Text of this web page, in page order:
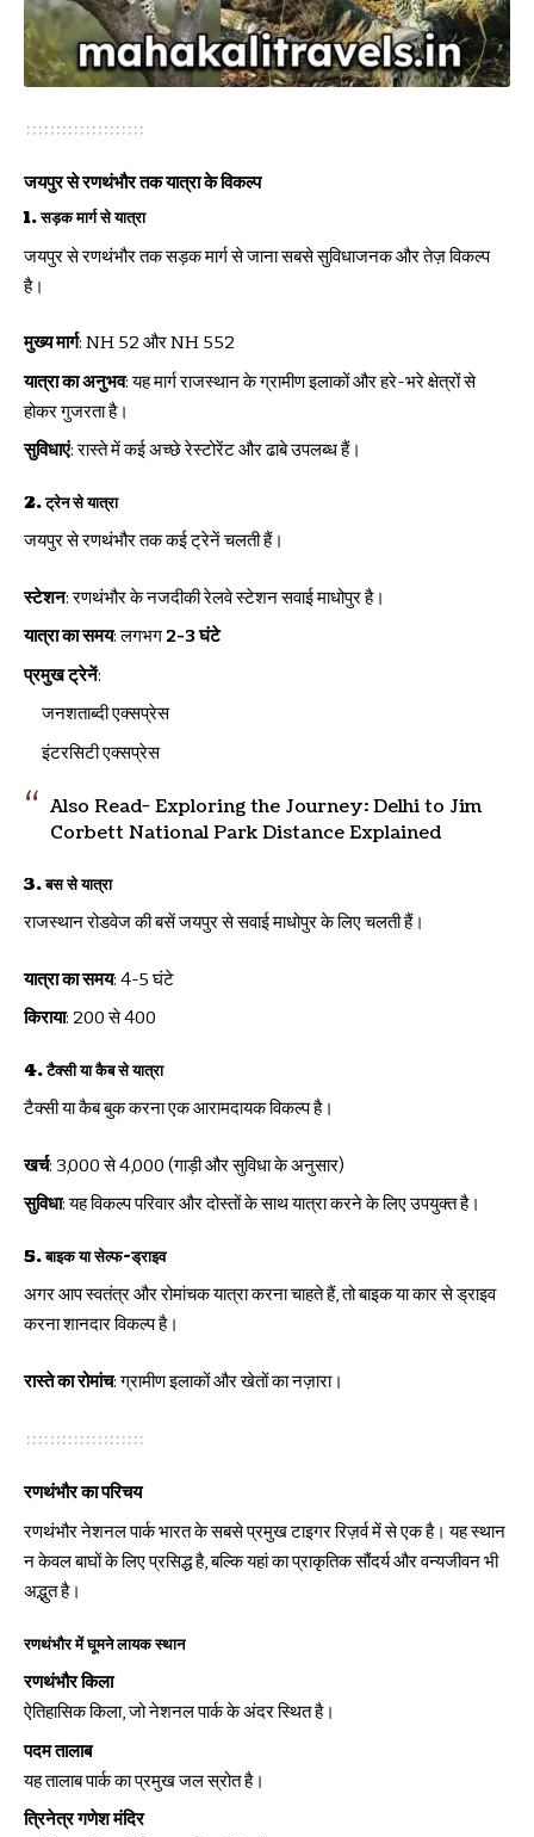
जयपुर से रणथंभौर तक यात्रा के विकल्प
1. सड़क मार्ग से यात्रा
जयपुर से रणथंभौरतक सड़क मार्ग से जाना सबसे सुविधाजनक और तेज़ विकल्प
है।
मुख्य मार्ग: NH 52 और NH 552
यात्रा का अनुभव: यह मार्ग राजस्थान के ग्रामीण इलाकों और हरे-भरे क्षेत्रों से
होकर गुजरता है।
सुविधाएं: रास्ते में कई अच्छे रेस्टोरेंट और ढाबे उपलब्ध हैं।
2. ट्रेन से यात्रा
जयपुर से रणथंभौर तक कई ट्रेनें चलती हैं।
स्टेशन: रणथंभौर के नजदीकी रेलवे स्टेशन सवाई माधोपुर है।
यात्रा का समय: लगभग 2-3 घंटे
प्रमुख ट्रेनें:
जनशताब्दी एक्सप्रेस
इंटरसिटी एक्सप्रेस
Also Read-Exploring the Journey: Delhi to Jim
Corbett National Park Distance Explained
3. बस से यात्रा
राजस्थान रोडवेज की बसें जयपुर से सवाई माधोपुर के लिए चलती हैं।
यात्रा का समय: 4-5 घंटे
किराया: ₹200 से ₹400
4. टैक्सी या कैब से यात्रा
टैक्सी या कैब बुक करना एक आरामदायक विकल्प है।
खर्च: ₹3,000 से ₹4,000 (गाड़ी और सुविधा के अनुसार)
सुविधा: यह विकल्प परिवार और दोस्तों के साथ यात्रा करने के लिए उपयुक्त है।
5. बाइक या सेल्फ-ड्राइव
अगर आप स्वतंत्र और रोमांचक यात्रा करना चाहते हैं, तो बाइक या कार से ड्राइव
करना शानदार विकल्प है।
रास्ते का रोमांच: ग्रामीण इलाकों और खेतों का नज़ारा।
रणथंभौर का परिचय
रणथंभौर नेशनल पार्क भारत के सबसे प्रमुख टाइगर रिज़र्व में से एक है। यह स्थान
न केवल बाघों के लिए प्रसिद्ध है, बल्कि यहां का प्राकृतिक सौंदर्य और वन्यजीवन भी
अद्भुत है।
रणथंभौर में घूमने लायक स्थान
रणथंभौर किला
ऐतिहासिक किला, जो नेशनल पार्क के अंदर स्थित है।
पदम तालाब
यह तालाब पार्क का प्रमुख जल स्रोत है।
त्रिनेत्र गणेश मंदिर